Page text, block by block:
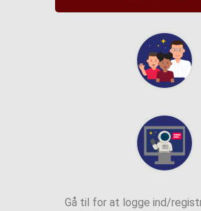
Gå til for at logge ind/